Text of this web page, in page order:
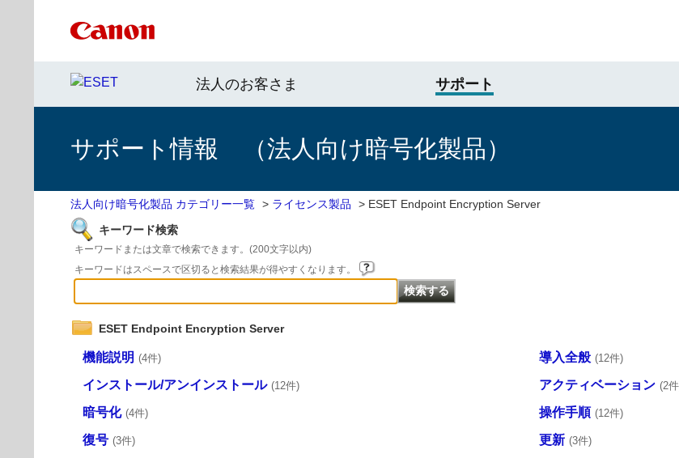
法人のお客さま サポート
サポート情報 （法人向け暗号化製品）
法人向け暗号化製品 カテゴリー一覧 > ライセンス製品 > ESET Endpoint Encryption Server
キーワード検索
キーワードまたは文章で検索できます。(200文字以内)
キーワードはスペースで区切ると検索結果が得やすくなります。
ESET Endpoint Encryption Server
機能説明 (4件) 導入全般 (12件)
インストール/アンインストール (12件) アクティベーション (2
暗号化 (4件) 操作手順 (12件)
復号 (3件) 更新 (3件)